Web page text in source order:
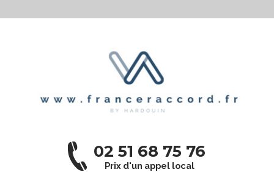
02 51 68 75 76
Prix d'un appel local